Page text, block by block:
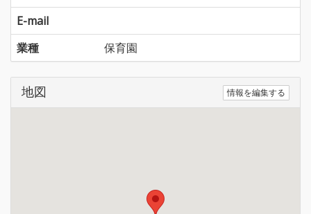
E-mail
業種
保育園
地図 情報を編集する